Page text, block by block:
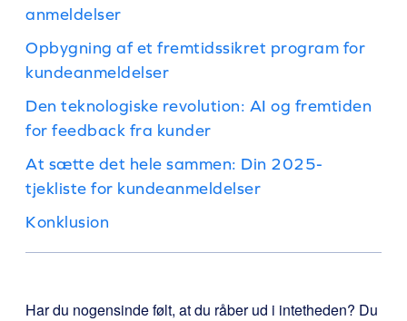
anmeldelser
Opbygning af et fremtidssikret program for
kundeanmeldelser
Den teknologiske revolution: AI og fremtiden
for feedback fra kunder
At sætte det hele sammen: Din 2025-
tjekliste for kundeanmeldelser
Konklusion
Har du nogensinde følt, at du råber ud i intetheden? Du